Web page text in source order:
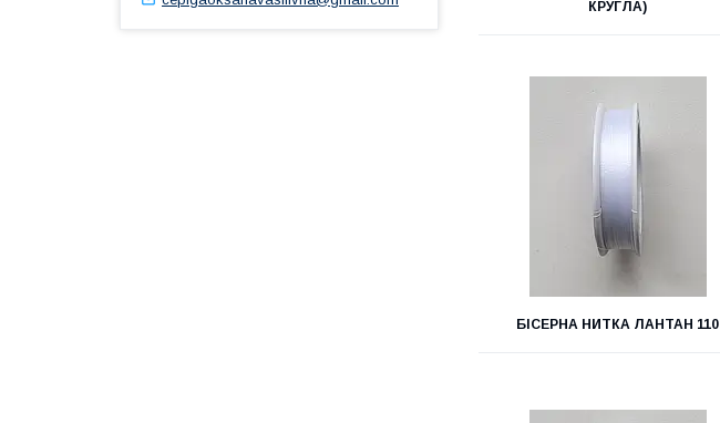
КРУГЛА)
БІСЕРНА НИТКА ЛАНТАН 110